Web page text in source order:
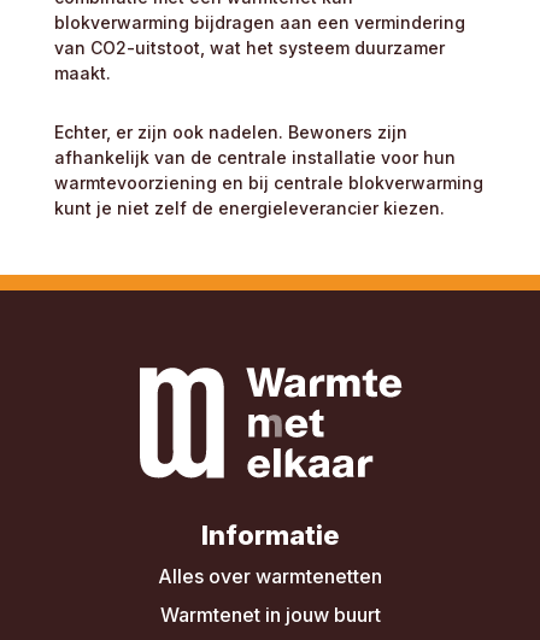
blokverwarming bijdragen aan een vermindering
van CO2-uitstoot, wat het systeem duurzamer
maakt.
Echter, er zijn ook nadelen. Bewoners zijn
afhankelijk van de centrale installatie voor hun
warmtevoorziening en bij centrale blokverwarming
kunt je niet zelf de energieleverancier kiezen.
Informatie
Alles over warmtenetten
Warmtenet in jouw buurt